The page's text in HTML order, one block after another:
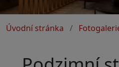
Úvodní stránka